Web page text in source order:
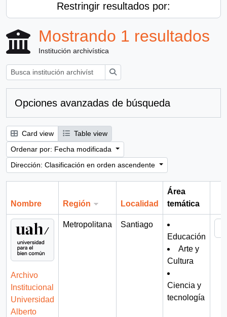
Restringir resultados por:
Mostrando 1 resultados
Institución archivística
Opciones avanzadas de búsqueda
Card view
Table view
Ordenar por: Fecha modificada
Dirección: Clasificación en orden ascendente
Nombre Región Localidad
Área
temática
Archivo
Institucional
Universidad
Alberto
Metropolitana
Santiago
Educación
Arte y
Cultura
Ciencia y
tecnología